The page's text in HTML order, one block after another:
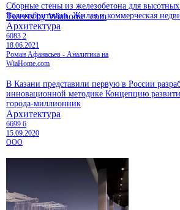
Сборные стены из железобетона для
Великобритании. Жилая и коммерческая
Архитектура
6083 2
18.06.2021
Роман Афанасьев - Аналитика на
WiaHome.com
В Казани представили первую в России
инновационной методике Концепцию
города-миллионник
Архитектура
6699 6
15.09.2020
ООО
Tweets by Wiahome_com